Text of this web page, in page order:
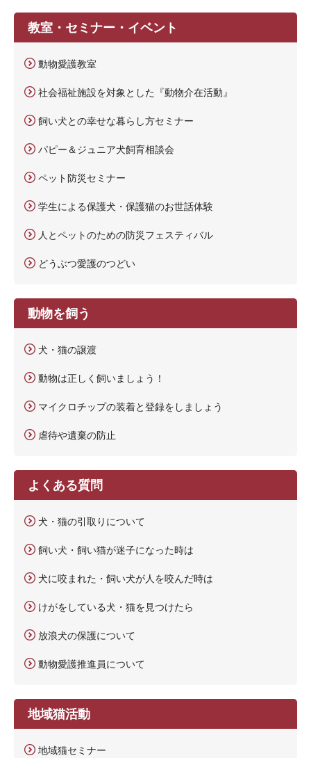
教室・セミナー・イベント
動物愛護教室
社会福祉施設を対象とした『動物介在活動』
飼い犬との幸せな暮らし方セミナー
パピー＆ジュニア犬飼育相談会
ペット防災セミナー
学生による保護犬・保護猫のお世話体験
人とペットのための防災フェスティバル
どうぶつ愛護のつどい
動物を飼う
犬・猫の譲渡
動物は正しく飼いましょう！
マイクロチップの装着と登録をしましょう
虐待や遺棄の防止
よくある質問
犬・猫の引取りについて
飼い犬・飼い猫が迷子になった時は
犬に咬まれた・飼い犬が人を咬んだ時は
けがをしている犬・猫を見つけたら
放浪犬の保護について
動物愛護推進員について
地域猫活動
地域猫セミナー